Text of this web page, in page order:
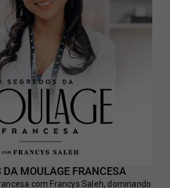
DA MOULAGE FRANCESA
com Francys Saleh, dominando